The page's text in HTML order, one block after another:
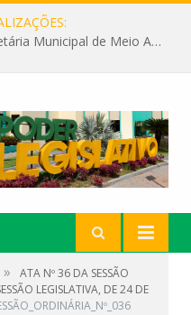
Câmara recebe palestra da Secretária Municipal de Meio Ambiente sobre as ações da “SEMANA DO MEIO AMBIENTE”
»
ATA Nº 36 DA SESSÃO
LEGISLATIVA, DE 24 DE